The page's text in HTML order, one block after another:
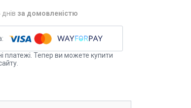
за домовленістю
платежі. Тепер ви можете купити